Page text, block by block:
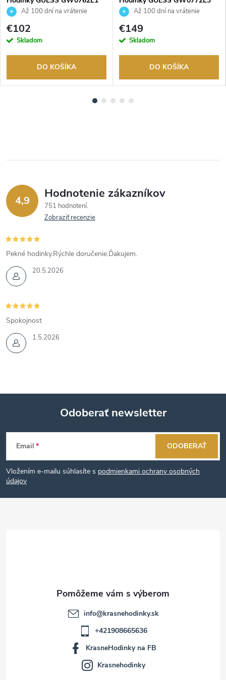
Až 100 dní na vrátenie
tovaru. Autorizovaný predajca.
€102
Skladom
DO KOŠÍKA
Až 100 dní na vrátenie
tovaru. Autorizovaný predajca.
€149
Skladom
DO KOŠÍKA
4,9 Hodnotenie zákazníkov
751 hodnotení
Zobraziť recenzie
20.5.2026
Pekné hodinky.Rýchle doručenie.Ďakujem.
1.5.2026
Spokojnost
Z
á
p
Odoberať newsletter
Email
Vložením e-mailu súhlasíte s podmienkami ochrany osobných
údajov
ODOBERAŤ
info@krasnehodinky.sk
+421908665636
KrasneHodinky na FB
Krasnehodinky